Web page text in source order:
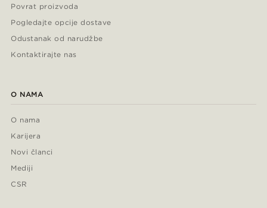
Povrat proizvoda
Pogledajte opcije dostave
Odustanak od narudžbe
Kontaktirajte nas
O NAMA
O nama
Karijera
Novi članci
Mediji
CSR